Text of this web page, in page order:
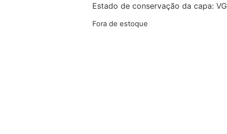
Estado de conservação da capa: VG
Fora de estoque